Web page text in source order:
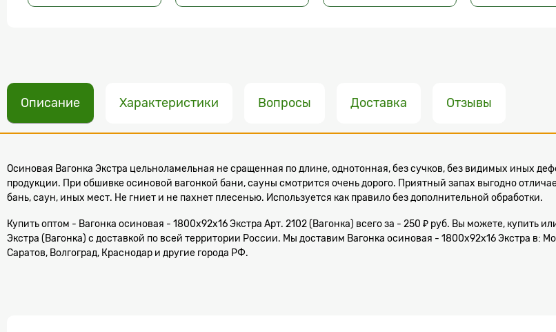
Описание Характеристики Вопросы Доставка Отзывы
Осиновая Вагонка Экстра цельноламельная не сращенная по длине, однотонная, без сучков, без видимых иных
продукции. При обшивке осиновой вагонкой бани, сауны смотрится очень дорого. Приятный запах выгодно
бань, саун, иных мест. Не гниет и не пахнет плесенью. Используется как правило без дополнительной обработки.
Купить оптом - Вагонка осиновая - 1800x92x16 Экстра Арт. 2102 (Вагонка) всего за - 250 ₽ руб. Вы можете, купить
Экстра (Вагонка) с доставкой по всей территории России. Мы доставим Вагонка осиновая - 1800x92x16 Экстра в:
Саратов, Волгоград, Краснодар и другие города РФ.